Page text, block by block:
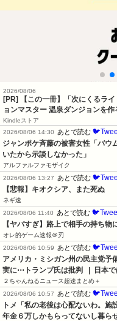
2026/08/06
[PR] 【この一冊】「次にくるラ
ョンマスター 温泉ダンジョンを作
Kindleストア
2026/08/06 14:30
あとで読む
ジャンポケ斉藤の被害女性「バウ
いたから示談しなかった」
アルファルファモザイク
2026/08/06 13:27
あとで読む
【悲報】キオクシア、また死ぬ
ネギ速
2026/08/06 11:40
あとで読む
【ヤバすぎ】路上で相手の持ち
オレ的ゲーム速報＠刃
2026/08/06 10:59
あとで読む
アメリカ・ミシガン州の民主党予
実に⋯トランプ氏は批判   |  日本
２ちゃんねるニュース超速まとめ＋
2026/08/06 10:57
あとで読む
トメ「私の老後は心配ないわ。
年金６万しかもらってないし暮ら